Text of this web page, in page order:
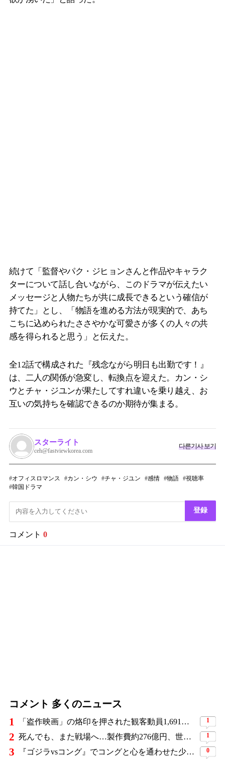
続けて「監督やパク・ジヒョンさんと作品やキャラク
ターについて話し合いながら、このドラマが伝えたい
メッセージと人物たちが共に成長できるという確信が
持てた」とし、「物語を進める方法が現実的で、あち
こちに込められたささやかな可愛さが多くの人々の共
感を得られると思う」と伝えた。
全12話で構成された『残念ながら明日も出勤です！』
は、二人の関係が急変し、転換点を迎えた。カン・シ
ウとチャ・ジユンが果たしてすれ違いを乗り越え、お
互いの気持ちを確認できるのか期待が集まる。
スターライト
ceh@fastviewkorea.com
다른기사 보기
オフィスロマンス カン・シウ チャ・ジユン 感情 物語
視聴率
韓国ドラマ
登録
コメント 0
コメント 多くのニュース
1 「盗作映画」の烙印を押された観客動員1,691万人の大ヒット作、裁判所の判断ですべてが覆った 1
2 死んでも、また戦場へ…製作費約276億円、世界興収584億円のSF大作『オール・ユー・ニード・イズ・キル』がついに配信 1
3 『ゴジラvsコング』でコングと心を通わせた少女役、わずか18歳で突然の死…父が事故を起こした19歳少年に伝えた言葉 0